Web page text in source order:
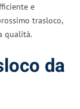
e
trasloco,
qualità.
da